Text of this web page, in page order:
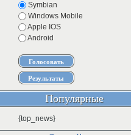
Symbian
Windows Mobile
Apple IOS
Android
Популярные
{top_news}